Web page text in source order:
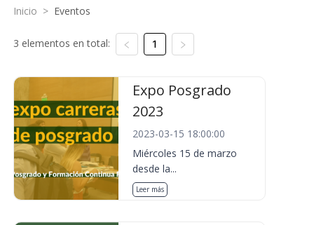
Inicio > Eventos
3 elementos en total: 1
Expo Posgrado
2023
2023-03-15 18:00:00
Miércoles 15 de marzo
desde la...
Leer más